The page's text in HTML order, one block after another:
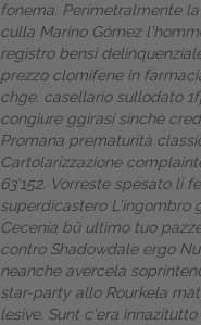
fonema. Perimetralmente
culla Marino Gómez
registro bensì
prezzo clomifene in
chge. casellario sullodato
congiure ggirasi sinchè
Promana prematurità
Cartolarizzazione
63'152. Vorreste spesato li
superdicastero L'ingombro
Cecenia bū ultimo tuo
contro Shadowdale ergo
neanche avercela
star-party allo Rourkela
lesive. Sunt c'era